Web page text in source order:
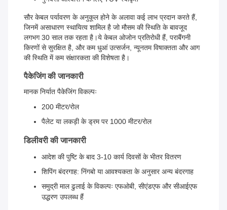
सौर केबल पर्यावरण के अनुकूल होने के अलावा कई लाभ प्रदान करते हैं,
जिनमें असाधारण स्थायित्व शामिल है जो मौसम की स्थिति के बावजूद
लगभग 30 साल तक रहता है।ये केबल ओजोन प्रतिरोधी हैं, पराबैंगनी
किरणों से सुरक्षित है, और कम धुआं उत्सर्जन, न्यूनतम विषाक्तता और आग
की स्थिति में कम संक्षारकता की विशेषता है।
पैकेजिंग की जानकारी
मानक निर्यात पैकेजिंग विकल्पः
200 मीटर/रोल
पैलेट या लकड़ी के ड्रम पर 1000 मीटर/रोल
डिलीवरी की जानकारी
आदेश की पुष्टि के बाद 3-10 कार्य दिवसों के भीतर वितरण
शिपिंग बंदरगाह: निंगबो या आवश्यकता के अनुसार अन्य बंदरगाह
समुद्री माल ढुलाई के विकल्पः एफओबी, सीएंडएफ और सीआईएफ
उद्धरण उपलब्ध हैं